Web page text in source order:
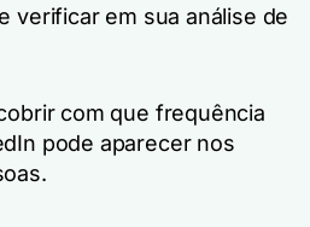
verificar em sua análise de
com que frequência
pode aparecer nos